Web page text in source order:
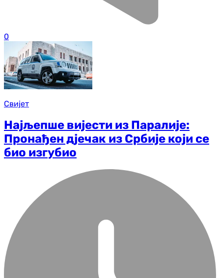
0
Свијет
Најљепше вијести из Паралије:
Пронађен дјечак из Србије који се
био изгубио